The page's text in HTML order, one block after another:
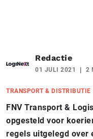
Redactie
01 JULI 2021 2
TRANSPORT & DISTRIBUTIE
FNV Transport &
opgesteld voor
regels uitgelegd over